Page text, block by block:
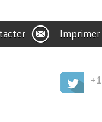
Imprimer
+1